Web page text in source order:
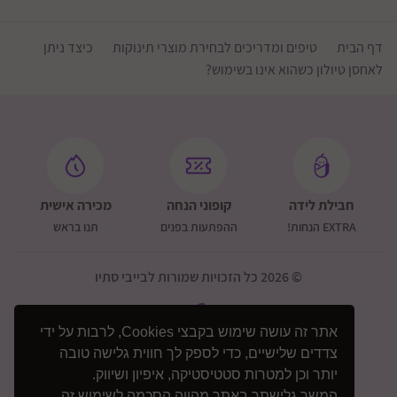
אתר זה עושה שימוש בקבצי Cookies, לרבות על ידי
צדדים שלישיים, כדי לספק לך חווית גלישה טובה
יותר וכן למטרות סטטיסטיקה, איפיון ושיווק.
דף הבית טיפים ומדריכים לבחירת מוצרי תינוקות
כיצד ניתן
לאחסן טיולון כשהוא אינו בשימוש?
חבילת לידה
EXTRA הנחות!
קופוני הנחה
ההפתעות בפנים
מכירה אישית
תנו בראש
© 2026 כל הזכויות שמורות לבייבי סתיו